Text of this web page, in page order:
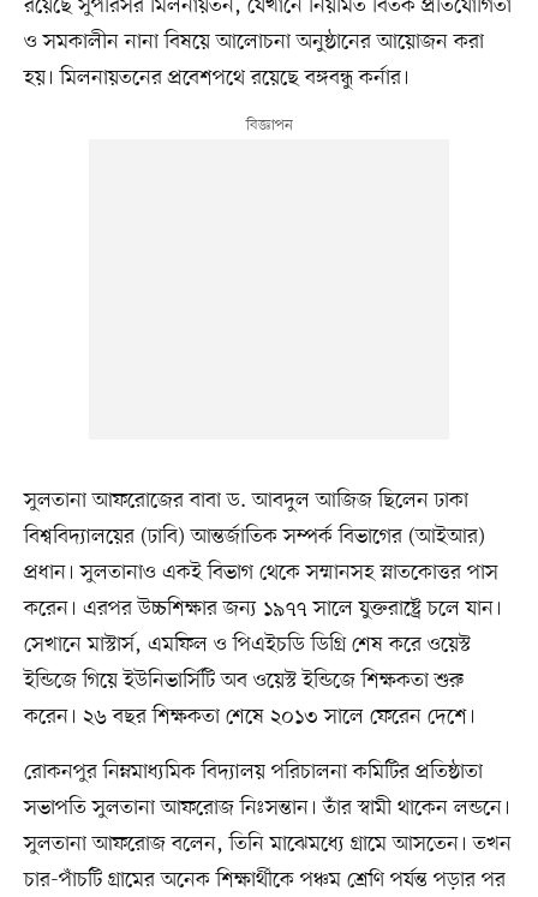
রয়েছে সুপরিসর মিলনায়তন, যেখানে নিয়মিত বিতর্ক প্রতিযোগিতা
ও সমকালীন নানা বিষয়ে আলোচনা অনুষ্ঠানের আয়োজন করা
হয়। মিলনায়তনের প্রবেশপথে রয়েছে বঙ্গবন্ধু কর্নার।
সুলতানা আফরোজের বাবা ড. আবদুল আজিজ ছিলেন ঢাকা
বিশ্ববিদ্যালয়ের (ঢাবি) আন্তর্জাতিক সম্পর্ক বিভাগের (আইআর)
প্রধান। সুলতানাও একই বিভাগ থেকে সম্মানসহ স্নাতকোত্তর পাস
করেন। এরপর উচ্চশিক্ষার জন্য ১৯৭৭ সালে যুক্তরাষ্ট্রে চলে যান।
সেখানে মাস্টার্স, এমফিল ও পিএইচডি ডিগ্রি শেষ করে ওয়েস্ট
ইন্ডিজে গিয়ে ইউনিভার্সিটি অব ওয়েস্ট ইন্ডিজে শিক্ষকতা শুরু
করেন। ২৬ বছর শিক্ষকতা শেষে ২০১৩ সালে ফেরেন দেশে।
রোকনপুর নিম্নমাধ্যমিক বিদ্যালয় পরিচালনা কমিটির প্রতিষ্ঠাতা
সভাপতি সুলতানা আফরোজ নিঃসন্তান। তাঁর স্বামী থাকেন লন্ডনে।
সুলতানা আফরোজ বলেন, তিনি মাঝেমধ্যে গ্রামে আসতেন। তখন
চার-পাঁচটি গ্রামের অনেক শিক্ষার্থীকে পঞ্চম শ্রেণি পর্যন্ত পড়ার পর